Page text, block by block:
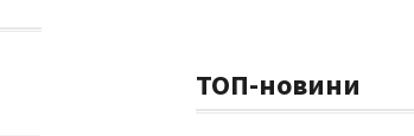
ТОП-новини